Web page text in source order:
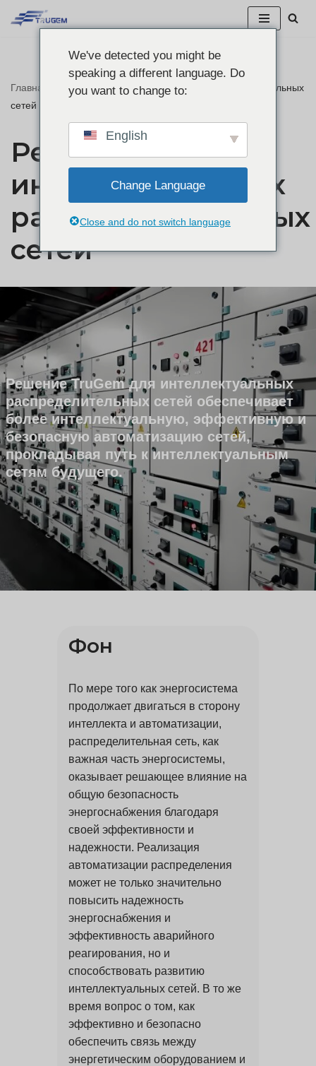
содержанию
Главная
Решение для интеллектуальных распределительных
сетей
Решение для
интеллектуальных
распределительных
сетей
Решение TruGem для интеллектуальных
распределительных сетей обеспечивает
более интеллектуальную, эффективную и
безопасную автоматизацию сетей,
прокладывая путь к интеллектуальным
сетям будущего.
Фон
По мере того как энергосистема
продолжает двигаться в сторону
интеллекта и автоматизации,
распределительная сеть, как
важная часть энергосистемы,
оказывает решающее влияние на
общую безопасность
энергоснабжения благодаря
своей эффективности и
надежности. Реализация
автоматизации распределения
может не только значительно
повысить надежность
энергоснабжения и
эффективность аварийного
реагирования, но и
способствовать развитию
интеллектуальных сетей. В то же
время вопрос о том, как
эффективно и безопасно
обеспечить связь между
энергетическим оборудованием и
We've detected you might be
speaking a different language. Do
you want to change to:
English
Change Language
Close and do not switch language